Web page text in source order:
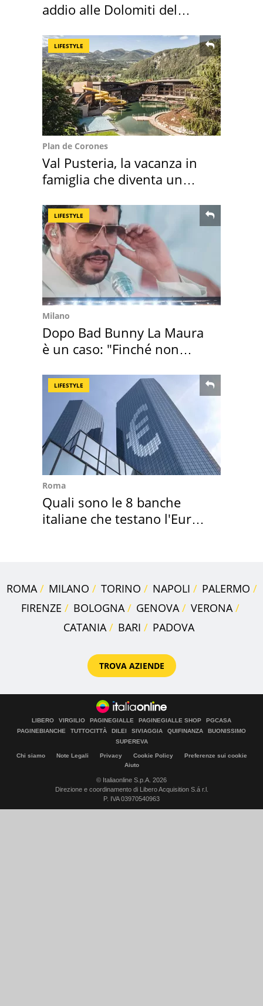
addio alle Dolomiti del
LIFESTYLE
Plan de Corones
Val Pusteria, la vacanza in
famiglia che diventa un
LIFESTYLE
Milano
Dopo Bad Bunny La Maura
è un caso: "Finché non
LIFESTYLE
Roma
Quali sono le 8 banche
italiane che testano l'Euro
ROMA MILANO TORINO NAPOLI
PALERMO
FIRENZE
BOLOGNA GENOVA
VERONA
CATANIA
BARI PADOVA
TROVA AZIENDE
LIBERO VIRGILIO PAGINEGIALLE PAGINEGIALLE SHOP
PGCASA
PAGINEBIANCHE
TUTTOCITTÀ DILEI SIVIAGGIA QUIFINANZA
BUONISSIMO
SUPEREVA
Chi siamo Note Legali Privacy Cookie Policy
Preferenze sui cookie
Aiuto
© Italiaonline S.p.A. 2026
Direzione e coordinamento di Libero Acquisition S.á r.l.
P. IVA 03970540963